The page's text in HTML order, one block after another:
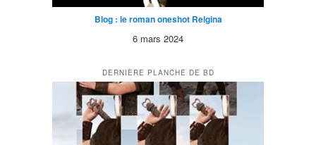
Blog : le roman oneshot Relgina
6 mars 2024
DERNIÈRE PLANCHE DE BD